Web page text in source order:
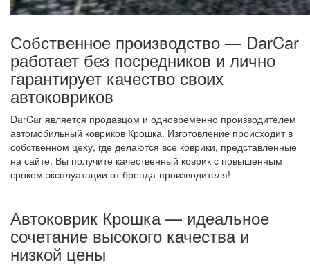
Собственное производство — DarCar
работает без посредников и лично
гарантирует качество своих
автоковриков
DarCar является продавцом и одновременно производителем
автомобильный ковриков Крошка. Изготовление происходит в
собственном цеху, где делаются все коврики, представленные
на сайте. Вы получите качественный коврик с повышенным
сроком эксплуатации от бренда-производителя!
Автоковрик Крошка — идеальное
сочетание высокого качества и
низкой цены